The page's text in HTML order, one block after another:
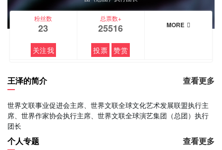
粉丝数
23
关注我
总票数+
25516
投票 赞赏
MORE
王泽的简介 查看更多
世界文联事业促进会主席、世界文联全球文化艺术发展联盟执行主
席、世界作家协会执行主席、世界文联全球演艺集团（总团）执行
团长
个人专题 查看更多